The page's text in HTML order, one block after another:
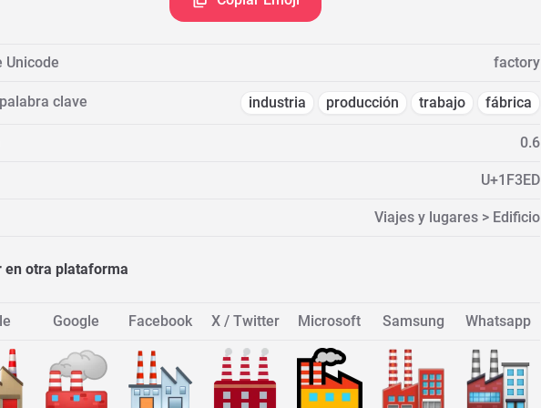
Unicode factory
clave industria producción trabajo fábrica
0.6
U+1F3ED
Viajes y lugares > Edificio
en otra plataforma
Google Facebook X / Twitter Microsoft Samsung Whatsapp